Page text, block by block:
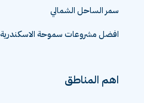
سمر الساحل الشمالي
افضل مشروعات سموحة الاسكندرية
اهم المناطق